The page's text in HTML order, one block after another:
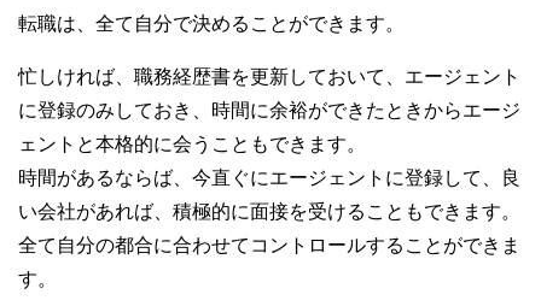
転職は、全て自分で決めることができます。
忙しければ、職務経歴書を更新しておいて、エージェント
に登録のみしておき、時間に余裕ができたときからエージ
ェントと本格的に会うこともできます。
時間があるならば、今直ぐにエージェントに登録して、良
い会社があれば、積極的に面接を受けることもできます。
全て自分の都合に合わせてコントロールすることができま
す。